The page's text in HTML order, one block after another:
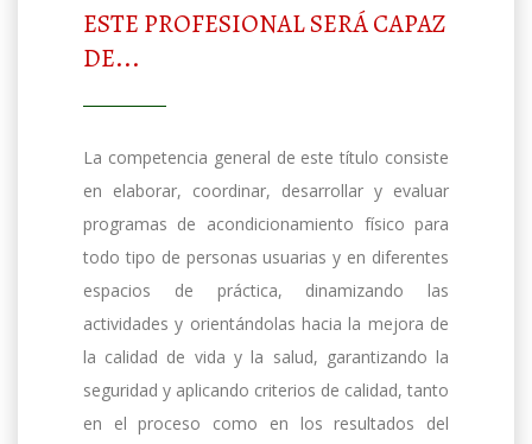
ESTE PROFESIONAL SERÁ CAPAZ
DE...
La competencia general de este título consiste
en elaborar, coordinar, desarrollar y evaluar
programas de acondicionamiento físico para
todo tipo de personas usuarias y en diferentes
espacios de práctica, dinamizando las
actividades y orientándolas hacia la mejora de
la calidad de vida y la salud, garantizando la
seguridad y aplicando criterios de calidad, tanto
en el proceso como en los resultados del